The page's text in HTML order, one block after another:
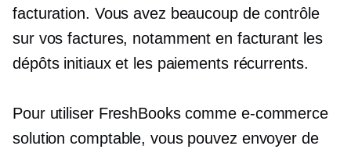
facturation. Vous avez beaucoup de contrôle
sur vos factures, notamment en facturant les
dépôts initiaux et les paiements récurrents.
Pour utiliser FreshBooks comme e-commerce
solution comptable, vous pouvez envoyer de